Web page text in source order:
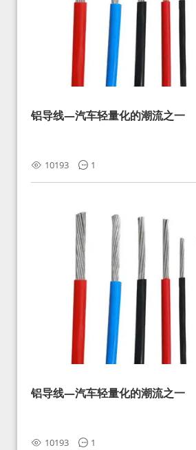
铝导线—汽车轻量化的潮流之一
10193 1
铝导线—汽车轻量化的潮流之一
10193 1